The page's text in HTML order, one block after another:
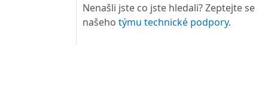
Nenašli jste co jste hledali? Zeptejte se
našeho týmu technické podpory.